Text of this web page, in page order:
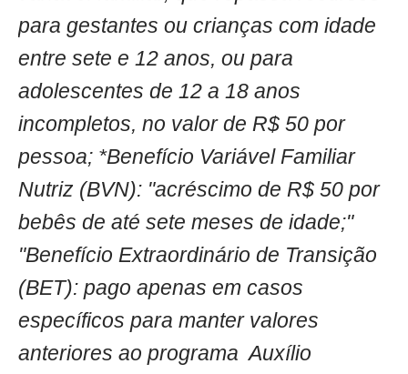
para gestantes ou crianças com idade
entre sete e 12 anos, ou para
adolescentes de 12 a 18 anos
incompletos, no valor de R$ 50 por
pessoa; *Benefício Variável Familiar
Nutriz (BVN): "acréscimo de R$ 50 por
bebês de até sete meses de idade;"
"Benefício Extraordinário de Transição
(BET): pago apenas em casos
específicos para manter valores
anteriores ao programa Auxílio